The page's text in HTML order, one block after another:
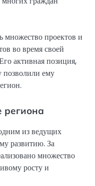
множество проектов и
во время своей
активная позиция,
позволили ему
региона
из ведущих
развитию. За
множество
росту и